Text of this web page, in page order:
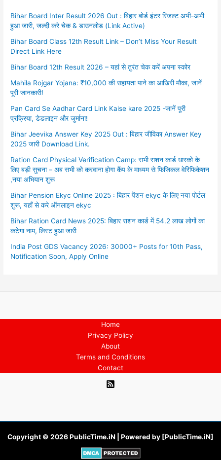
Bihar Board Inter Result 2026 Out : बिहार बोर्ड इंटर रिजल्ट अभी-अभी
हुआ जारी, जल्दी करे चेक & डाउनलोड (Link Active)
Bihar Board Class 12th Result Link – Don’t Miss Your Result
Direct Link Here
Bihar Board 12th Result 2026 – यहां से तुरंत चेक करें अपना स्कोर
Mahila Rojgar Yojana: ₹10,000 की सहायता पाने का आखिरी मौका, जानें
पूरी जानकारी!
Pan Card Se Aadhar Card Link Kaise kare 2025 -जानें पूरी
प्रक्रिया, डेडलाइन और जुर्माना!
Bihar Jeevika Answer Key 2025 Out : बिहार जीविका Answer Key
2025 जारी Download Link.
Ration Card Physical Verification Camp: सभी राशन कार्ड धारको के
लिए बड़ी सुचना – अब सभी को करवाना होगा कैंप के माध्यम से फिजिकल वेरिफिकेशन
,नया अभियान शुरू
Bihar Pension Ekyc Online 2025 : बिहार पेंशन ekyc के लिए नया पोर्टल
शुरू, यहाँ से करे ऑनलाइन ekyc
Bihar Ration Card News 2025: बिहार राशन कार्ड में 54.2 लाख लोगों का
कटेगा नाम, लिस्ट हुआ जारी
India Post GDS Vacancy 2026: 30000+ Posts for 10th Pass,
Notification Soon, Apply Online
Home
Privacy Policy
About
Terms and Conditions
Contact
Copyright © 2026 PublicTime.iN | Powered by [PublicTime.iN]